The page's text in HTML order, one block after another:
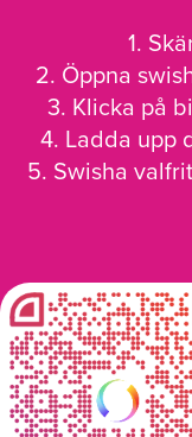
1.
2. Öppna
3. Klicka på
4. Ladda upp
5. Swisha